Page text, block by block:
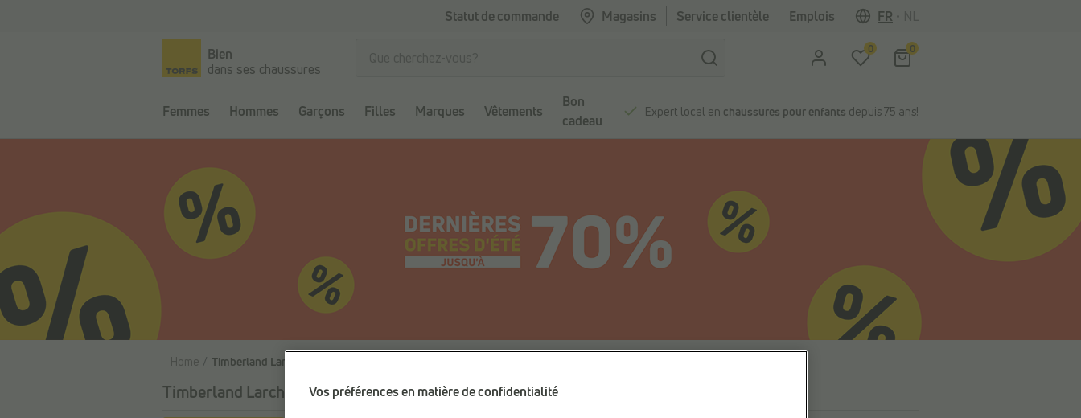
Statut de commande Magasins Service clientèle Emplois FR
Bien
dans ses chaussures
0 0
Femmes Hommes Garçons Filles Marques Vêtements
Bon
cadeau
Expert local en chaussures pour enfants depuis 75 ans!
Home Timberland Larchmont
Timberland Larchmont 1 article
Vos préférences en matière de confidentialité